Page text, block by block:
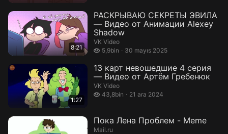
8:21
РАСКРЫВАЮ СЕКРЕТЫ ЭВИЛА
— Видео от Анимации Alexey
Shadow
VK Video
5,9bin
5,9 bin izleme30 mayıs 2025
1:27
13 карт невошедшие 4 серия
— Видео от Артём Гребенюк
VK Video
43,8bin
43,8 bin izleme21 ara 2024
Пока Лена Проблем - Meme
Mail.ru